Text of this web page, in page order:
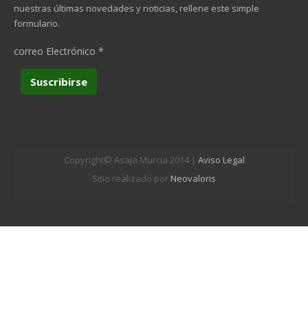
nuestras últimas novedades y noticias, rellene este simple
formulario.
correo Electrónico *
Copyright© Asaja Murcia 2014 | Aviso Legal
Sitio realizado por Neovaloris